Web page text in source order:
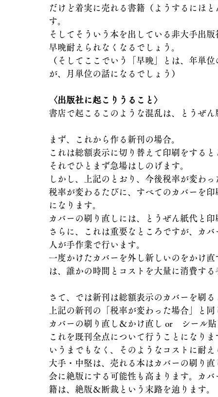
だけど着実に売れる書籍（ようするにほ
す。
そしてそういう本を出している非大手出
早晩耐えられなくなるでしょう。
（そしてここでいう「早晩」とは、年単
が、月単位の話になるでしょう）
〈出版社に起こりうること〉
書店で起こるこのような混乱は、とうぜ
まず、これから作る新刊の場合。
これは総額表示に切り替えて印刷をする
それでひとまず急場はしのげます。
しかし、上記のとおり、今後税率が変わ
税率が変わるたびに、すべてのカバーを
になります。
カバーの刷り直しには、とうぜん紙代と
さらに、これは重要なところですが、カ
人が手作業で行います。
一度かけたカバーを外し新しいのをかけ
は、誰かの時間とコストを大量に消費す
さて、では新刊は総額表示のカバーを刷
上記の新刊の「税率が変わった場合」と同
カバーの刷り直し＆かけ直し or　シール
これを既刊全点について行うことになりま
いうまでもなく、そのようなコストに耐
大手・中堅は、売れる本はカバーの刷り
会に絶版にする可能性も高まります。カ
籍は、絶版＆断裁という末路を辿ります。